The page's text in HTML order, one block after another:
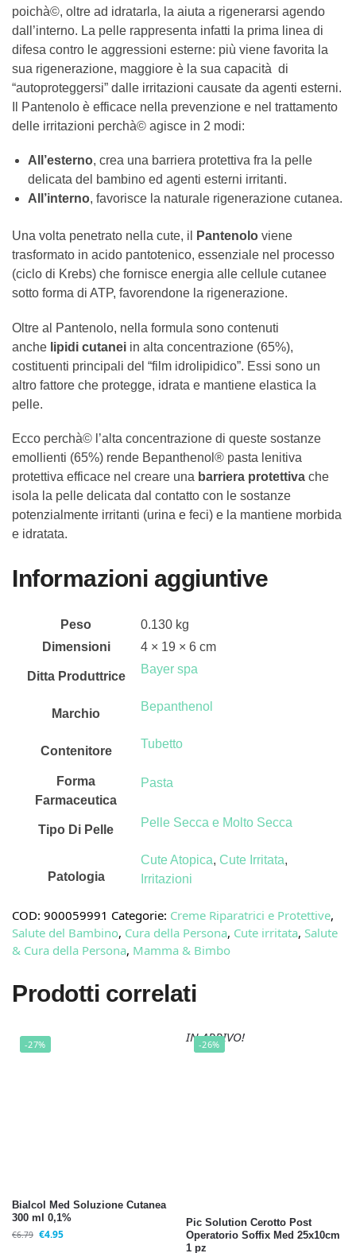
poichà©, oltre ad idratarla, la aiuta a rigenerarsi agendo
dall’interno. La pelle rappresenta infatti la prima linea di
difesa contro le aggressioni esterne: più viene favorita la
sua rigenerazione, maggiore è la sua capacità di
“autoproteggersi” dalle irritazioni causate da agenti esterni.
Il Pantenolo è efficace nella prevenzione e nel trattamento
delle irritazioni perchà© agisce in 2 modi:
All’esterno, crea una barriera protettiva fra la pelle
delicata del bambino ed agenti esterni irritanti.
All’interno, favorisce la naturale rigenerazione cutanea.
Una volta penetrato nella cute, il Pantenolo viene
trasformato in acido pantotenico, essenziale nel processo
(ciclo di Krebs) che fornisce energia alle cellule cutanee
sotto forma di ATP, favorendone la rigenerazione.
Oltre al Pantenolo, nella formula sono contenuti
anche lipidi cutanei in alta concentrazione (65%),
costituenti principali del “film idrolipidico”. Essi sono un
altro fattore che protegge, idrata e mantiene elastica la
pelle.
Ecco perchà© l’alta concentrazione di queste sostanze
emollienti (65%) rende Bepanthenol® pasta lenitiva
protettiva efficace nel creare una barriera protettiva che
isola la pelle delicata dal contatto con le sostanze
potenzialmente irritanti (urina e feci) e la mantiene morbida
e idratata.
Informazioni aggiuntive
Peso
0.130 kg
Dimensioni
4 × 19 × 6 cm
Ditta Produttrice
Bayer spa
Marchio
Bepanthenol
Contenitore
Tubetto
Forma
Farmaceutica
Pasta
Tipo Di Pelle
Pelle Secca e Molto Secca
Patologia
Cute Atopica, Cute Irritata,
Irritazioni
COD: 900059991 Categorie: Creme Riparatrici e Protettive,
Salute del Bambino, Cura della Persona, Cute irritata, Salute
& Cura della Persona, Mamma & Bimbo
Prodotti correlati
-27%
Bialcol Med Soluzione Cutanea
300 ml 0,1%
€6.79 €4.95
-26%
IN ARRIVO!
Pic Solution Cerotto Post
Operatorio Soffix Med 25x10cm
1 pz